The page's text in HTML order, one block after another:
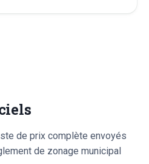
de prix complète envoyés
de zonage municipal